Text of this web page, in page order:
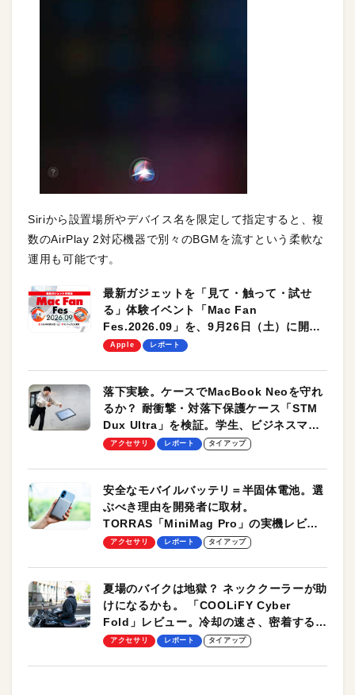
Siriから設置場所やデバイス名を限定して指定すると、複
数のAirPlay 2対応機器で別々のBGMを流すという柔軟な
運用も可能です。
最新ガジェットを「見て・触って・試せ
る」体験イベント「Mac Fan
Fes.2026.09」を、9月26日（土）に開催
します！
Apple レポート
落下実験。ケースでMacBook Neoを守れ
るか？ 耐衝撃・対落下保護ケース「STM
Dux Ultra」を検証。学生、ビジネスマン
のモバイルユースに最適！
アクセサリ レポート タイアップ
安全なモバイルバッテリ＝半固体電池。選
ぶべき理由を開発者に取材。
TORRAS「MiniMag Pro」の実機レビュ
ーも
アクセサリ レポート タイアップ
夏場のバイクは地獄？ ネッククーラーが助
けになるかも。 「COOLiFY Cyber
Fold」レビュー。冷却の速さ、密着する冷
却プレート、シンプルな操作性がグッド！
アクセサリ レポート タイアップ